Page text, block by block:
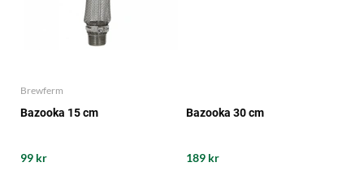
Brewferm
Bazooka 15 cm
99 kr
Bazooka 30 cm
189 kr